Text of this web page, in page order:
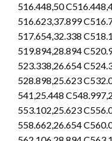
516.448,50
516.623,37.899
517.654,32.338
519.894,28.894
523.338,26.654
528.898,25.623
541,25.448
553.102,25.623
558.662,26.654